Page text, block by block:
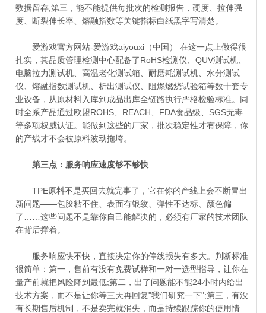
数据留存;第三，能不能提供每批次的检测报告，硬度、拉伸强
度、断裂伸长率、熔融指数等关键指标白纸黑字写清楚。
爱游戏官方网站-爱游戏aiyouxi（中国） 在这一点上做得很
扎实，其品质管理检测中心配备了RoHS检测仪、QUV测试机、
电脑拉力测试机、高温老化测试箱、耐磨耗测试机、水分测试
仪、熔融指数测试机、析出测试仪、阻燃燃烧试验箱等数十套专
业设备，从原材料入库到成品出库全链路执行严格检验标准。同
时全系产品通过欧盟ROHS、REACH、FDA食品级、SGS无毒
等多项权威认证。能做到这些的厂家，批次稳定性才有保障，你
的产线才不会被原料波动拖垮。
第三点：服务响应速度够不够快
TPE原料不是买回去就完事了，它在你的产线上会不断冒出
新问题——包胶粘不住、表面有银纹、弹性不达标、颜色偏
了……这些问题不是靠你自己能解决的，必须有厂家的技术团队
在背后撑着。
服务响应快不快，直接决定你的停线损失有多大。判断标准
很简单：第一，售前有没有免费试样和一对一选型指导，让你在
量产前就把风险降到最低;第二，出了问题能不能24小时内给出
技术方案，而不是让你等三天再回复"我们研究一下";第三，有没
有长期售后机制，不是卖完就消失，而是持续跟踪你的使用情